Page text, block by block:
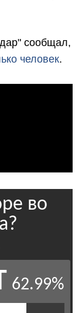
сообщал,
человек.